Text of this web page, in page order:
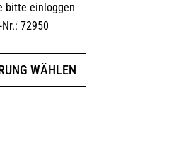
bitte einloggen
72950
WÄHLEN